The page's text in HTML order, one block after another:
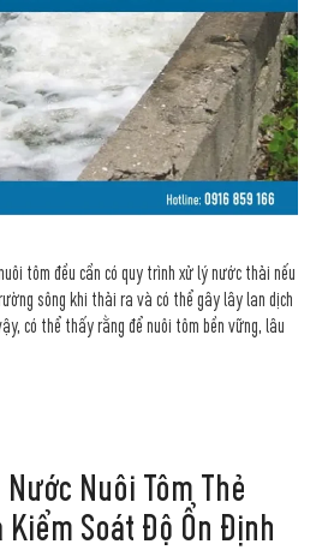
tôm đều cần có quy trình xử lý nước thải nếu
sông khi thải ra và có thể gây lây lan dịch
có thể thấy rằng để nuôi tôm bền vững, lâu
Nước Nuôi Tôm Thẻ
Kiểm Soát Độ Ổn Định